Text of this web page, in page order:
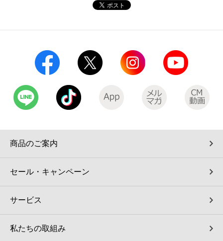
商品のご案内
セール・キャンペーン
サービス
私たちの取組み